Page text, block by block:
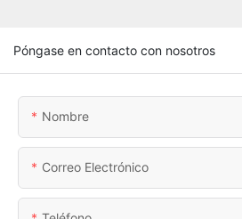
Póngase en contacto con nosotros
Nombre
Correo Electrónico